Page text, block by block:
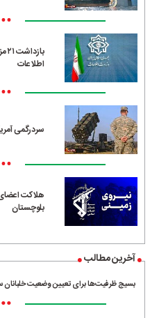
اطلاعات
سردرگمی
هلاکت
بلوچستان
آخرین مطالب
بسیج ظرفیت‌ها برای تعیین وضعیت خلبانان